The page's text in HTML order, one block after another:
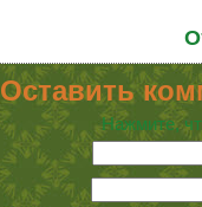
Оставить
Нажмите,